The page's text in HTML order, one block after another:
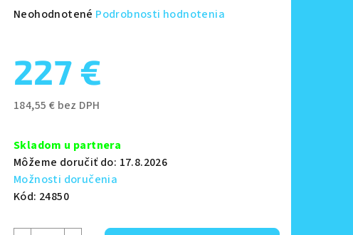
Priemerné
je
0,0
z
Neohodnotené Podrobnosti hodnotenia
227 €
184,55 € bez DPH
cena:
Skladom u partnera
Môžeme doručiť do: 17.8.2026
Možnosti doručenia
Kód: 24850